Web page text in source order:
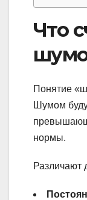
Что
Понятие
Шумом
нормы.
Различают